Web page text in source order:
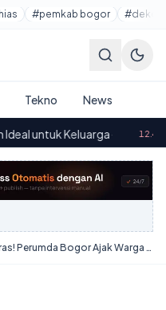
#pemkab bogor
Tekno News
· 12.49Cara Mudah
Hujan Deras! Perumda Bogor Ajak Warga ‘Melek’ Air: Jangan Cuma Pakai!